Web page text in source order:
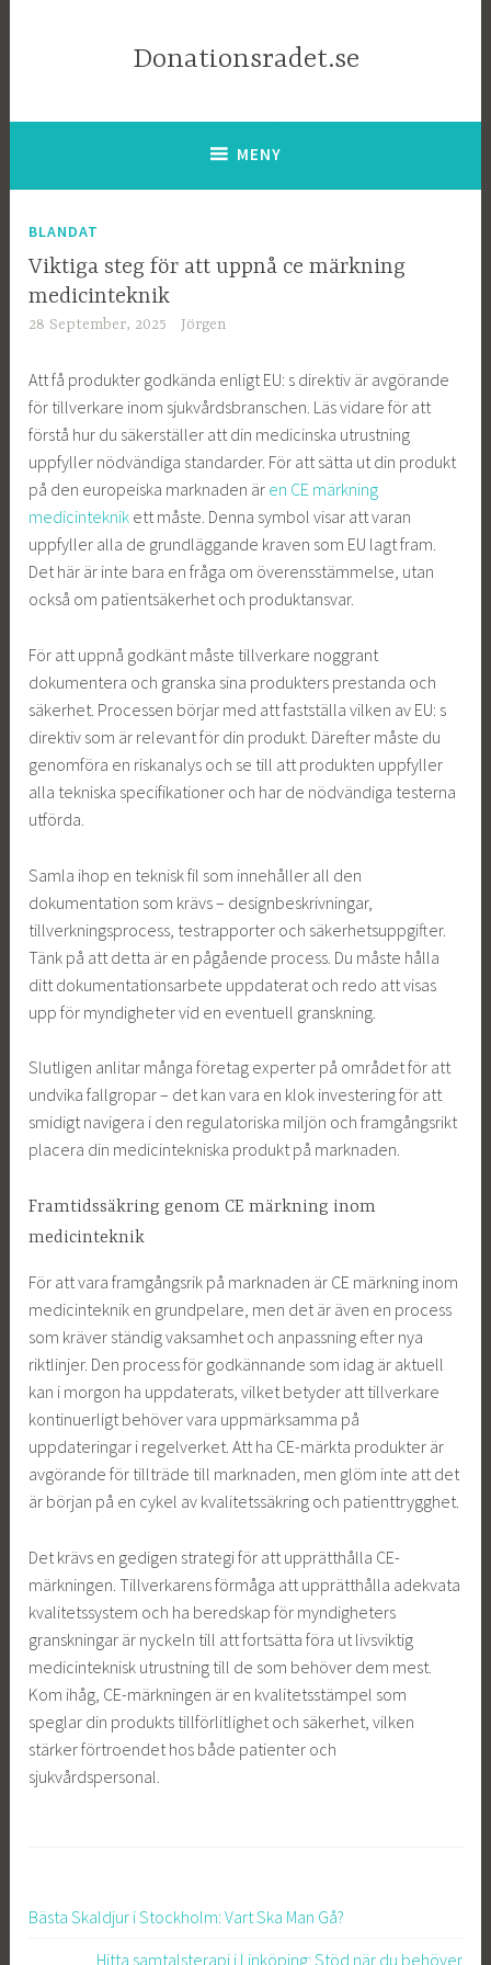
Donationsradet.se
MENY
BLANDAT
Viktiga steg för att uppnå ce märkning
medicinteknik
28 September, 2025 Jörgen
Att få produkter godkända enligt EU: s direktiv är avgörande
för tillverkare inom sjukvårdsbranschen. Läs vidare för att
förstå hur du säkerställer att din medicinska utrustning
uppfyller nödvändiga standarder. För att sätta ut din produkt
på den europeiska marknaden är en CE märkning
medicinteknik ett måste. Denna symbol visar att varan
uppfyller alla de grundläggande kraven som EU lagt fram.
Det här är inte bara en fråga om överensstämmelse, utan
också om patientsäkerhet och produktansvar.
För att uppnå godkänt måste tillverkare noggrant
dokumentera och granska sina produkters prestanda och
säkerhet. Processen börjar med att fastställa vilken av EU: s
direktiv som är relevant för din produkt. Därefter måste du
genomföra en riskanalys och se till att produkten uppfyller
alla tekniska specifikationer och har de nödvändiga testerna
utförda.
Samla ihop en teknisk fil som innehåller all den
dokumentation som krävs – designbeskrivningar,
tillverkningsprocess, testrapporter och säkerhetsuppgifter.
Tänk på att detta är en pågående process. Du måste hålla
ditt dokumentationsarbete uppdaterat och redo att visas
upp för myndigheter vid en eventuell granskning.
Slutligen anlitar många företag experter på området för att
undvika fallgropar – det kan vara en klok investering för att
smidigt navigera i den regulatoriska miljön och framgångsrikt
placera din medicintekniska produkt på marknaden.
Framtidssäkring genom CE märkning inom
medicinteknik
För att vara framgångsrik på marknaden är CE märkning inom
medicinteknik en grundpelare, men det är även en process
som kräver ständig vaksamhet och anpassning efter nya
riktlinjer. Den process för godkännande som idag är aktuell
kan i morgon ha uppdaterats, vilket betyder att tillverkare
kontinuerligt behöver vara uppmärksamma på
uppdateringar i regelverket. Att ha CE-märkta produkter är
avgörande för tillträde till marknaden, men glöm inte att det
är början på en cykel av kvalitetssäkring och patienttrygghet.
Det krävs en gedigen strategi för att upprätthålla CE-
märkningen. Tillverkarens förmåga att upprätthålla adekvata
kvalitetssystem och ha beredskap för myndigheters
granskningar är nyckeln till att fortsätta föra ut livsviktig
medicinteknisk utrustning till de som behöver dem mest.
Kom ihåg, CE-märkningen är en kvalitetsstämpel som
speglar din produkts tillförlitlighet och säkerhet, vilken
stärker förtroendet hos både patienter och
sjukvårdspersonal.
Inläggsnavigering
Bästa Skaldjur i Stockholm: Vart Ska Man Gå?
Hitta samtalsterapi i Linköping: Stöd när du behöver